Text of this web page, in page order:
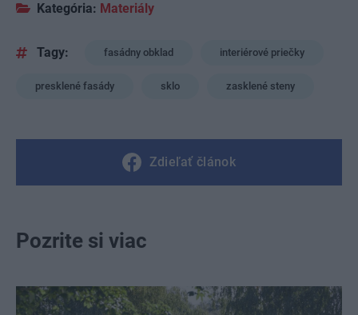
Kategória: Materiály
Tagy: fasádny obklad interiérové priečky
presklené fasády sklo zasklené steny
Zdieľať článok
Pozrite si viac